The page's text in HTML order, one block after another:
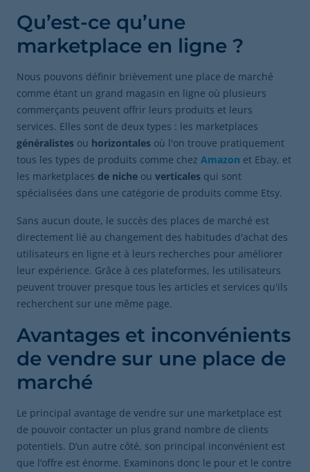
Qu’est-ce qu’une
marketplace en ligne ?
Nous pouvons définir brièvement une place de marché
comme étant un grand magasin en ligne où plusieurs
commerçants peuvent offrir leurs produits et leurs
services. Elles sont de deux types : les marketplaces
généralistes ou horizontales où l'on trouve pratiquement
tous les types de produits comme chez Amazon et Ebay, et
les marketplaces de niche ou verticales qui sont
spécialisées dans une catégorie de produits comme Etsy.
Sans aucun doute, le succès des places de marché est
directement lié au changement des habitudes d'achat des
utilisateurs en ligne et à leurs recherches pour améliorer
leur expérience. Grâce à ces plateformes, les utilisateurs
peuvent trouver presque tous les articles et services qu'ils
recherchent sur une même page.
Avantages et inconvénients
de vendre sur une place de
marché
Le principal avantage de vendre sur une marketplace est
de pouvoir contacter un plus grand nombre de clients
potentiels. D’un autre côté, son principal inconvénient est
que l’offre est énorme. Examinons donc le pour et le contre